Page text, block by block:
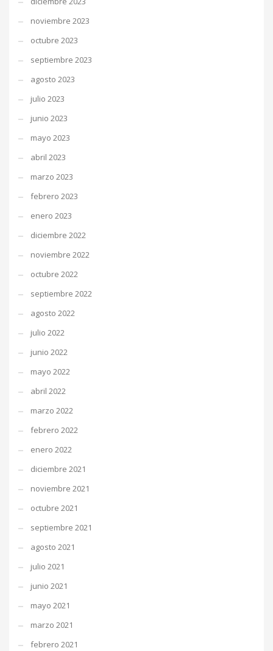
noviembre 2023
octubre 2023
septiembre 2023
agosto 2023
julio 2023
junio 2023
mayo 2023
abril 2023
marzo 2023
febrero 2023
enero 2023
diciembre 2022
noviembre 2022
octubre 2022
septiembre 2022
agosto 2022
julio 2022
junio 2022
mayo 2022
abril 2022
marzo 2022
febrero 2022
enero 2022
diciembre 2021
noviembre 2021
octubre 2021
septiembre 2021
agosto 2021
julio 2021
junio 2021
mayo 2021
marzo 2021
febrero 2021